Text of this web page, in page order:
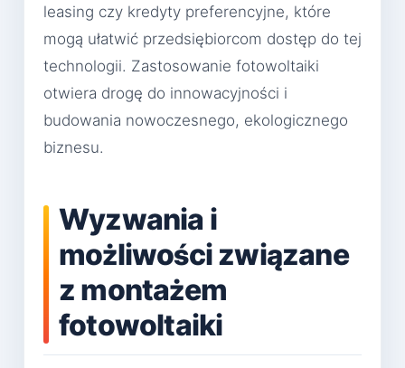
leasing czy kredyty preferencyjne, które
mogą ułatwić przedsiębiorcom dostęp do tej
technologii. Zastosowanie fotowoltaiki
otwiera drogę do innowacyjności i
budowania nowoczesnego, ekologicznego
biznesu.
Wyzwania i
możliwości związane
z montażem
fotowoltaiki